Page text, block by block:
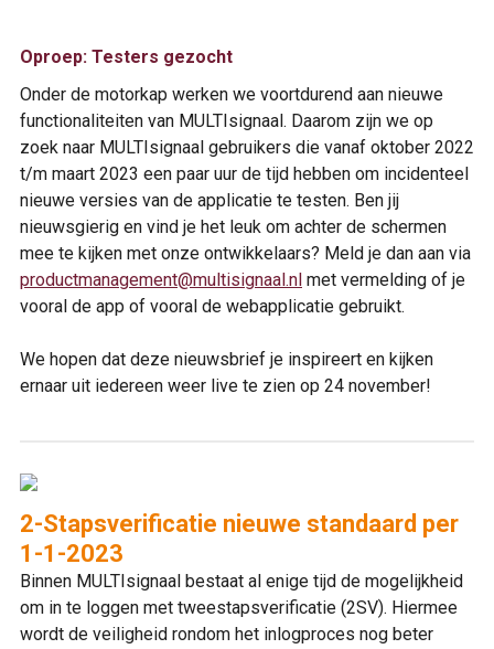
Oproep: Testers gezocht
Onder de motorkap werken we voortdurend aan nieuwe
functionaliteiten van MULTIsignaal. Daarom zijn we op
zoek naar MULTIsignaal gebruikers die vanaf oktober 2022
t/m maart 2023 een paar uur de tijd hebben om incidenteel
nieuwe versies van de applicatie te testen. Ben jij
nieuwsgierig en vind je het leuk om achter de schermen
mee te kijken met onze ontwikkelaars? Meld je dan aan via
productmanagement@multisignaal.nl met vermelding of je
vooral de app of vooral de webapplicatie gebruikt.
We hopen dat deze nieuwsbrief je inspireert en kijken
ernaar uit iedereen weer live te zien op 24 november!
2-Stapsverificatie nieuwe standaard per
1-1-2023
Binnen MULTIsignaal bestaat al enige tijd de mogelijkheid
om in te loggen met tweestapsverificatie (2SV). Hiermee
wordt de veiligheid rondom het inlogproces nog beter